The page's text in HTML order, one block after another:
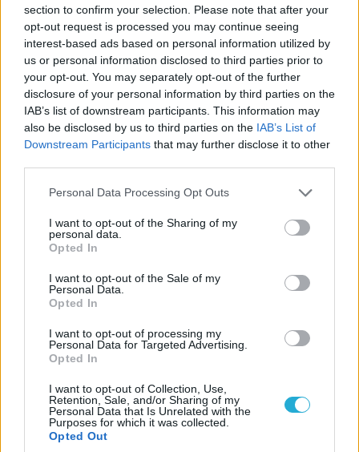
section to confirm your selection. Please note that after your
opt-out request is processed you may continue seeing
interest-based ads based on personal information utilized by
us or personal information disclosed to third parties prior to
your opt-out. You may separately opt-out of the further
disclosure of your personal information by third parties on the
IAB’s list of downstream participants. This information may
also be disclosed by us to third parties on the IAB’s List of
Downstream Participants that may further disclose it to other
Please note that this website/app uses one or more Google
not limited to your visit or usage behaviour. You may click to
grant or deny consent to Google and its third-party tags to
use your data for below specified purposes in below Google
consent section.
Personal Data Processing Opt Outs
I want to opt-out of the Sharing of my
personal data.
Opted In
I want to opt-out of the Sale of my
Personal Data.
Opted In
I want to opt-out of processing my
Personal Data for Targeted Advertising.
Opted In
I want to opt-out of Collection, Use,
Retention, Sale, and/or Sharing of my
Personal Data that Is Unrelated with the
Purposes for which it was collected.
Opted Out
17 Κιγιάκοβα Μιροσλάβα – ΑΟ Θήρας ΑΚΡΑΙΑ 25
18 Αλεξάκου Ευφροσύνη – ΜΑΡΚΟΠΟΥΛΟ ΑΚΡΑΙΑ 22
19 Ιβάνοβα Ιζαμπέλα – ΑΕΚ ΑΚΡΑΙΑ 22
20 Κλεισιάρη Ευτυχία – ΡΕΘΥΜΝΟ ΑΚΡΑΙΑ 21
ΚΑΛΥΤΕΡΗ ΔΙΑΓΩΝΙΑ
1 Κωνσταντινίδου Αλίκη – ΑΕΚ ΔΙΑΓΩΝΙΑ 78
2 Τσβετάνοβα Γκαμπριέλα – ΟΛΥΜΠΙΑΚΟΣ ΔΙΑΓΩΝΙΑ
3 Βίντοβιτς Αλεξάνδρα – ΑΟ ΘΗΡΑΣ ΔΙΑΓΩΝΙΑ 61
4 Φαμπιάν Ερρίκα – ΑΙΑΣ ΕΥΟΣΜΟΥ ΔΙΑΓΩΝΙΑ 61
6 Λαγουδάκη Στέλλα – ΡΕΘΥΜΝΟ ΔΙΑΓΩΝΙΑ 40
7 Γιοβάνη Μάρβη – ΗΛΙΟΥΠΟΛΗ ΔΙΑΓΩΝΙΑ 37
8 Εσντέλ Κριστιάν – ΜΑΡΚΟΠΟΥΛΟ ΔΙΑΓΩΝΙΑ 36
9 Καράκου Πένυ – ΠΟΡΦΥΡΑΣ ΔΙΑΓΩΝΙΑ 20
11 Γκάνο Κέισι – ΑΡΗΣ ΔΙΑΓΩΝΙΑ 16
12 Γεροβασιλείου Εύη – ΦΙΛΑΘΛΗΤΙΚΟΣ ΔΙΑΓΩΝΙΑ 11
13 Κατσαντώνη Ιωάννα – ΑΕΚ ΔΙΑΓΩΝΙΑ 8